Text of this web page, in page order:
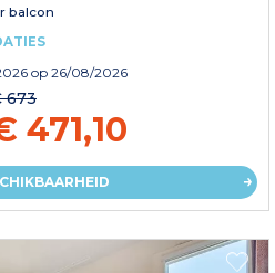
balcon
op 26/08/2026
673
471,10